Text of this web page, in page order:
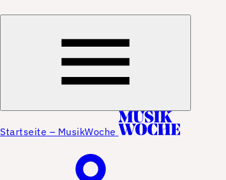
Startseite – MusikWoche